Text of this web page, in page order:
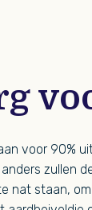
voor 90%
zullen
nat staan,